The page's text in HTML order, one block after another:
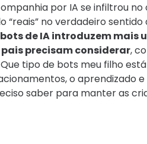
por IA se infiltrou
“reais” no verdadeiro
de IA introduzem mais
precisam considerar,
tipo de bots meu filho
o aprendizado
saber para manter as